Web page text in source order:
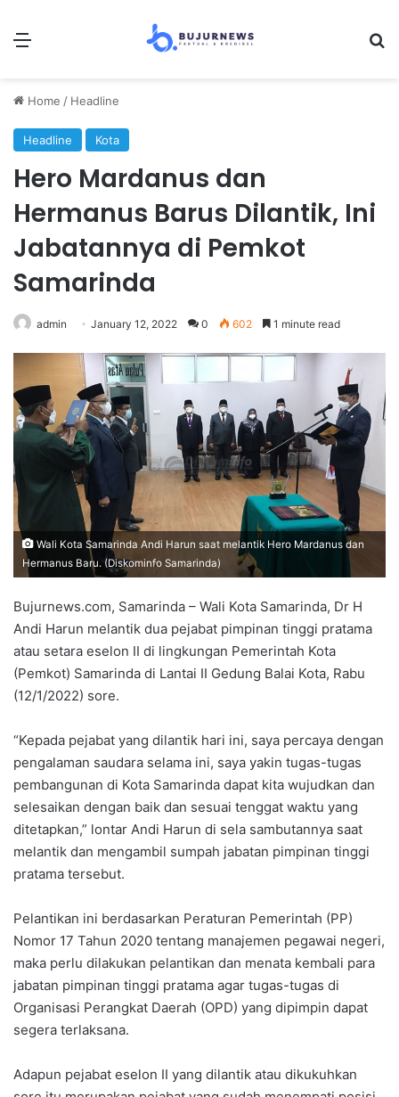
Menu
Home / Headline
Headline Kota
Hero Mardanus dan
Hermanus Barus Dilantik, Ini
Jabatannya di Pemkot
Samarinda
admin January 12, 2022 0 602 1 minute read
Wali Kota Samarinda Andi Harun saat melantik Hero Mardanus dan
Hermanus Baru. (Diskominfo Samarinda)
Bujurnews.com, Samarinda – Wali Kota Samarinda, Dr H
Andi Harun melantik dua pejabat pimpinan tinggi pratama
atau setara eselon II di lingkungan Pemerintah Kota
(Pemkot) Samarinda di Lantai II Gedung Balai Kota, Rabu
(12/1/2022) sore.
“Kepada pejabat yang dilantik hari ini, saya percaya dengan
pengalaman saudara selama ini, saya yakin tugas-tugas
pembangunan di Kota Samarinda dapat kita wujudkan dan
selesaikan dengan baik dan sesuai tenggat waktu yang
ditetapkan,” lontar Andi Harun di sela sambutannya saat
melantik dan mengambil sumpah jabatan pimpinan tinggi
pratama tersebut.
Pelantikan ini berdasarkan Peraturan Pemerintah (PP)
Nomor 17 Tahun 2020 tentang manajemen pegawai negeri,
maka perlu dilakukan pelantikan dan menata kembali para
jabatan pimpinan tinggi pratama agar tugas-tugas di
Organisasi Perangkat Daerah (OPD) yang dipimpin dapat
segera terlaksana.
Adapun pejabat eselon II yang dilantik atau dikukuhkan